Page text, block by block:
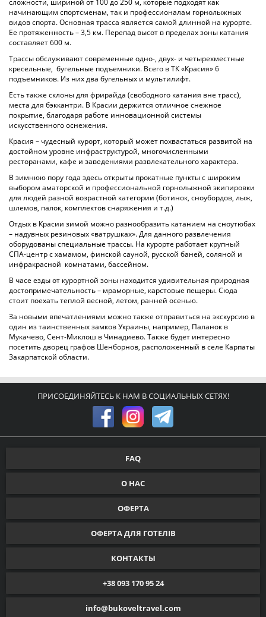
сложности, шириной от 100 до 250 м, которые подходят как
начинающим спортсменам, так и профессионалам горнолыжных
видов спорта. Основная трасса является самой длинной на курорте.
Ее протяженность – 3,5 км. Перепад высот в пределах зоны катания
составляет 600 м.
Трассы обслуживают современные одно-, двух- и четырехместные
кресельные, бугельные подъемники. Всего в ТК «Красия» 6
подъемников. Из них два бугельных и мультилифт.
Есть также склоны для фрирайда (свободного катания вне трасс),
места для бэккантри. В Красии держится отличное снежное
покрытие, благодаря работе инновационной системы
искусственного оснежения.
Красия – чудесный курорт, который может похвастаться развитой на
достойном уровне инфраструктурой, многочисленными
ресторанами, кафе и заведениями развлекательного характера.
В зимнюю пору года здесь открыты прокатные пункты с широким
выбором аматорской и профессиональной горнолыжной экипировки
для людей разной возрастной категории (ботинок, сноубордов, лыж,
шлемов, палок, комплектов снаряжения и т.д.)
Отдых в Красии зимой можно разнообразить катанием на сноутюбах
– надувных резиновых «ватрушках». Для данного развлечения
оборудованы специальные трассы. На курорте работает крупный
СПА-центр с хамамом, финской сауной, русской баней, соляной и
инфракрасной комнатами, бассейном.
В часе езды от курортной зоны находится удивительная природная
достопримечательность – мраморные, карстовые пещеры. Сюда
стоит поехать теплой весной, летом, ранней осенью.
За новыми впечатлениями можно также отправиться на экскурсию в
один из таинственных замков Украины, например, Паланок в
Мукачево, Сент-Миклош в Чинадиево. Также будет интересно
посетить дворец графов Шенборнов, расположенный в селе Карпаты
Закарпатской области.
ПРИСОЕДИНЯЙТЕСЬ К НАМ В СОЦИАЛЬНЫХ СЕТЯХ!
FAQ
О НАС
ОФЕРТА
ОФЕРТА ДЛЯ ГОТЕЛІВ
КОНТАКТЫ
+38 093 170 95 24
info@bukoveltravel.com